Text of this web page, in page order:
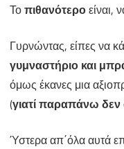
Τοπιθανότεροείναι,
Γυρνώντας, είπες να
γυμναστήριο και
όμως έκανες μια
(γιατί παραπάνω δεν
Ύστερα απ΄όλα αυτά